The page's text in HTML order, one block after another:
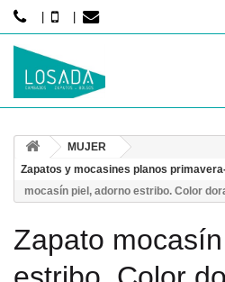
HOMBRE
MUJER
Zapatos y mocasines planos
mocasín piel, adorno estribo. Color
Zapato